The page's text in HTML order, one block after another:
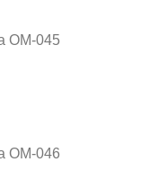
OM-045
OM-046